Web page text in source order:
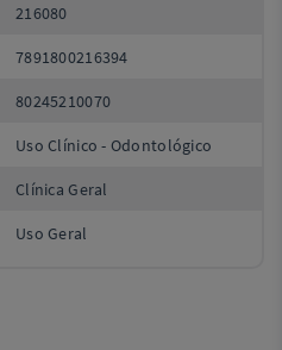
216080
7891800216394
80245210070
Uso Clínico - Odontológico
Clínica Geral
Uso Geral